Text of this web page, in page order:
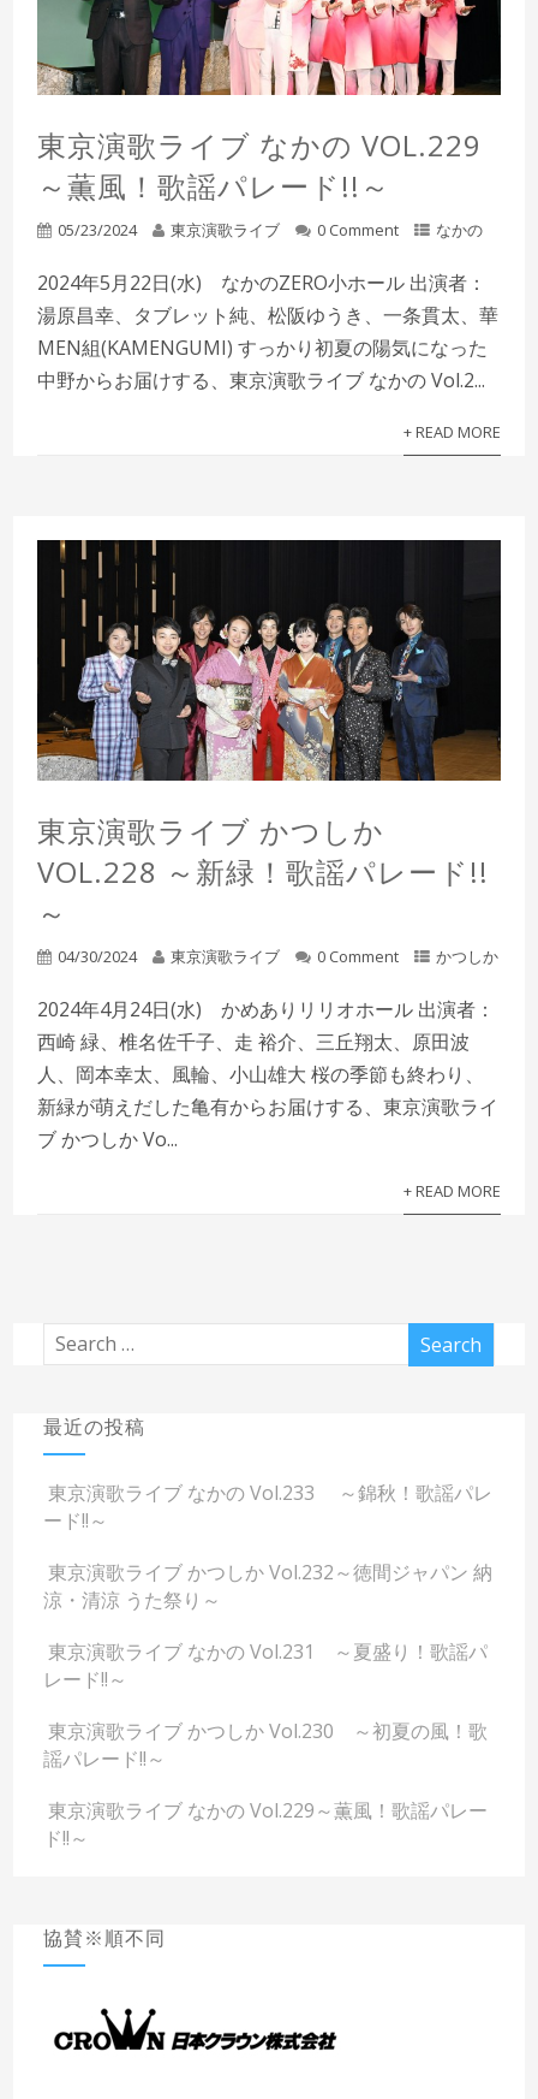
東京演歌ライブ なかの VOL.229
～薫風！歌謡パレード!!～
05/23/2024 東京演歌ライブ 0 Comment なかの
2024年5月22日(水) なかのZERO小ホール 出演者：
湯原昌幸、タブレット純、松阪ゆうき、一条貫太、華
MEN組(KAMENGUMI) すっかり初夏の陽気になった
中野からお届けする、東京演歌ライブ なかの Vol.2...
+ READ MORE
東京演歌ライブ かつしか
VOL.228 ～新緑！歌謡パレード!!
～
04/30/2024 東京演歌ライブ 0 Comment かつしか
2024年4月24日(水) かめありリリオホール 出演者：
西崎 緑、椎名佐千子、走 裕介、三丘翔太、原田波
人、岡本幸太、風輪、小山雄大 桜の季節も終わり、
新緑が萌えだした亀有からお届けする、東京演歌ライ
ブ かつしか Vo...
+ READ MORE
最近の投稿
東京演歌ライブ なかの Vol.233 ～錦秋！歌謡パレ
ード!!～
東京演歌ライブ かつしか Vol.232～徳間ジャパン 納
涼・清涼 うた祭り～
東京演歌ライブ なかの Vol.231 ～夏盛り！歌謡パ
レード!!～
東京演歌ライブ かつしか Vol.230 ～初夏の風！歌
謡パレード!!～
東京演歌ライブ なかの Vol.229～薫風！歌謡パレー
ド!!～
協賛※順不同